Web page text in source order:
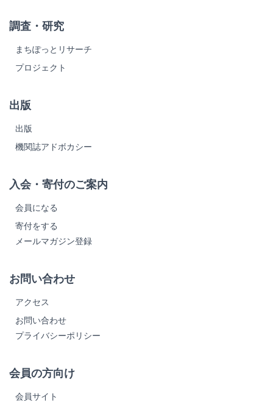
調査・研究
まちぽっとリサーチ
プロジェクト
出版
出版
機関誌アドボカシー
入会・寄付のご案内
会員になる
寄付をする
メールマガジン登録
お問い合わせ
アクセス
お問い合わせ
プライバシーポリシー
会員の方向け
会員サイト